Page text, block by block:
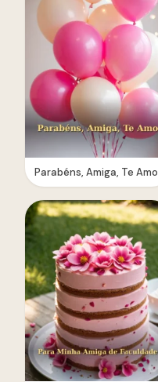
Parabéns, Amiga, Te Amo